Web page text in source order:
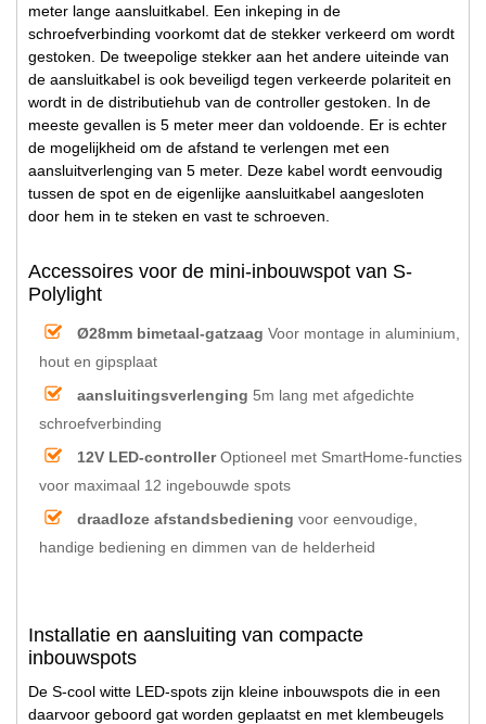
meter lange aansluitkabel. Een inkeping in de
schroefverbinding voorkomt dat de stekker verkeerd om wordt
gestoken. De tweepolige stekker aan het andere uiteinde van
de aansluitkabel is ook beveiligd tegen verkeerde polariteit en
wordt in de distributiehub van de controller gestoken. In de
meeste gevallen is 5 meter meer dan voldoende. Er is echter
de mogelijkheid om de afstand te verlengen met een
aansluitverlenging van 5 meter. Deze kabel wordt eenvoudig
tussen de spot en de eigenlijke aansluitkabel aangesloten
door hem in te steken en vast te schroeven.
Accessoires voor de mini-inbouwspot van S-
Polylight
Ø28mm bimetaal-gatzaag Voor montage in aluminium,
hout en gipsplaat
aansluitingsverlenging 5m lang met afgedichte
schroefverbinding
12V LED-controllerOptioneel met SmartHome-functies
voor maximaal 12 ingebouwde spots
draadloze afstandsbediening voor eenvoudige,
handige bediening en dimmen van de helderheid
Installatie en aansluiting van compacte
inbouwspots
De S-cool witte LED-spots zijn kleine inbouwspots die in een
daarvoor geboord gat worden geplaatst en met klembeugels